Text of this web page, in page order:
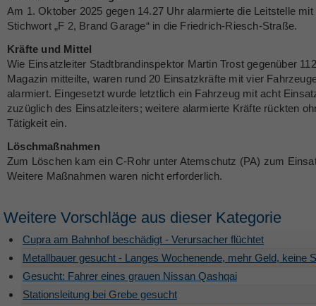
Am 1. Oktober 2025 gegen 14.27 Uhr alarmierte die Leitstelle mit
Stichwort „F 2, Brand Garage“ in die Friedrich-Riesch-Straße.
Kräfte und Mittel
Wie Einsatzleiter Stadtbrandinspektor Martin Trost gegenüber
Magazin mitteilte, waren rund 20 Einsatzkräfte mit vier
alarmiert. Eingesetzt wurde letztlich ein Fahrzeug mit acht
zuzüglich des Einsatzleiters; weitere alarmierte Kräfte rückten
Tätigkeit ein.
Löschmaßnahmen
Zum Löschen kam ein C-Rohr unter Atemschutz (PA) zum
Weitere Maßnahmen waren nicht erforderlich.
Weitere Vorschläge aus dieser Kategorie
Cupra am Bahnhof beschädigt - Verursacher flüchtet
Metallbauer gesucht - Langes Wochenende, mehr Geld, keine
Gesucht: Fahrer eines grauen Nissan Qashqai
Stationsleitung bei Grebe gesucht